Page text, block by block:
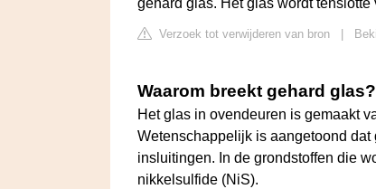
gehard glas. Het glas wordt
Verzoek tot verwijderen van bron
Waarom breekt gehard glas?
Het glas in ovendeuren is gemaakt
Wetenschappelijk is aangetoond
insluitingen. In de grondstoffen die
nikkelsulfide (NiS).